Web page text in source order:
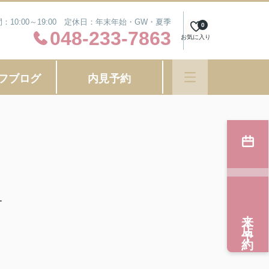
：10:00～19:00 定休日：年末年始・GW・夏季
048-233-7863 お気に入り
0
ブログ 内見予約
来店予約